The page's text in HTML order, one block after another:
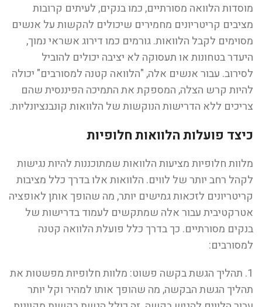
מוסדות הלוואה מסורתיים, כמו בנקים, לעיתים קרובות
מציבים קריטריונים מחמירים שיכולים להקשות על אנשים
מסוימים לקבל הלוואות. גורמים כמו דירוג אשראי נמוך,
היעדר בטחונות או תעסוקה לא יציבה יכולים להוביל
לסירוב. עבור אנשים אלה, "הלוואה קטנה למסורבים" יכולה
להיות קרש הצלה, המספקת את התמיכה הפיננסית שהם
צריכים ללא הדרישות הנוקשות של הלוואות קונבנציונליות.
כיצד פועלות הלוואות חלופיות
מלוות חלופיות מציעות הלוואות שמתוכננות להיות נגישות
לקהל רחב יותר של לווים. הלוואות אלו בדרך כלל מציבות
קריטריונים לזכאות גמישים יותר, מה שהופך אותן לאופציה
אטרקטיבית עבור אלה שמתקשים לעמוד בדרישות של
בנקים מסורתיים. כך בדרך כלל פועלת הלוואה קטנה
למסורבים:
1. תהליך הגשת בקשה פשוט: מלוות חלופיות מפשטות את
תהליך הגשת הבקשה, מה שהופך אותו למהיר וקל יותר